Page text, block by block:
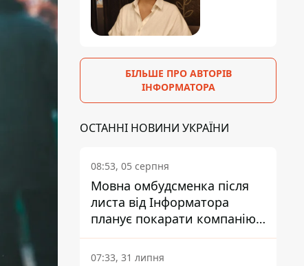
БІЛЬШЕ ПРО АВТОРІВ
ІНФОРМАТОРА
ОСТАННІ НОВИНИ УКРАЇНИ
08:53, 05 серпня
Мовна омбудсменка після
листа від Інформатора
планує покарати компанію-
підрядника ПриватБанку
07:33, 31 липня